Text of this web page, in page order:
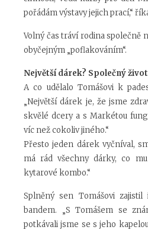
pořádám výstavy jejich prací,“
Volný čas tráví rodina společně
obyčejným „poflakováním“.
Největší dárek? Společný život
A co udělalo Tomášovi k
„Největší dárek je, že jsme
skvělé dcery a s Markétou
víc než cokoliv jiného.“
Přesto jeden dárek vyčníval,
má rád všechny dárky, co
kytarové kombo.“
Splněný sen Tomášovi
bandem. „S Tomášem se
potkávali jsme se s jeho